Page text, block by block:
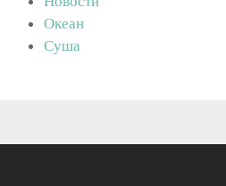
Океан
Суша